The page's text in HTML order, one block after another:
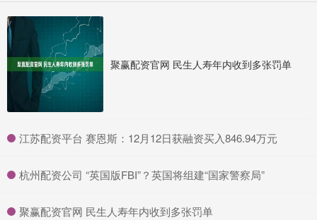
聚赢配资官网 民生人寿年内收到多张罚单
​江苏配资平台 赛恩斯：12月12日获融资买入846.94万元
​杭州配资公司 “英国版FBI”？英国将组建“国家警察局”
​聚赢配资官网 民生人寿年内收到多张罚单